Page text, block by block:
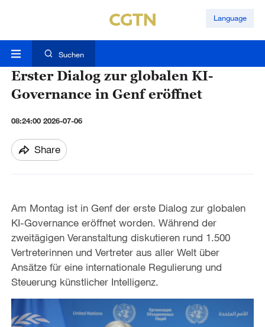
Language
Suchen
Erster Dialog zur globalen KI-
Governance in Genf eröffnet
08:24:00 2026-07-06
Share
Am Montag ist in Genf der erste Dialog zur globalen
KI-Governance eröffnet worden. Während der
zweitägigen Veranstaltung diskutieren rund 1.500
Vertreterinnen und Vertreter aus aller Welt über
Ansätze für eine internationale Regulierung und
Steuerung künstlicher Intelligenz.